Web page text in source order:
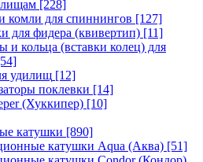
[228]
комли для спиннингов [127]
для фидера (квивертип) [11]
и кольца (вставки колец) для
удилищ [12]
поклевки [14]
(Хуккипер) [10]
катушки [890]
катушки Aqua (Аква) [51]